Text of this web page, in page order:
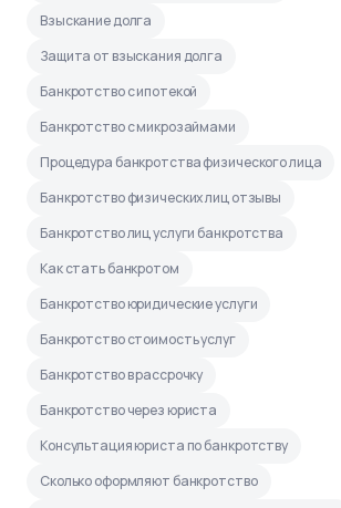
Взыскание долга
Защита от взыскания долга
Банкротство с ипотекой
Банкротство с микрозаймами
Процедура банкротства физического лица
Банкротство физических лиц отзывы
Банкротство лиц услуги банкротства
Как стать банкротом
Банкротство юридические услуги
Банкротство стоимость услуг
Банкротство в рассрочку
Банкротство через юриста
Консультация юриста по банкротству
Сколько оформляют банкротство